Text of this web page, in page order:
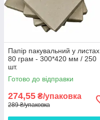
Папір пакувальний у листах
80 грам - 300*420 мм / 250
шт.
Готово до відправки
274,55 ₴/упаковка
289 ₴/упаковка